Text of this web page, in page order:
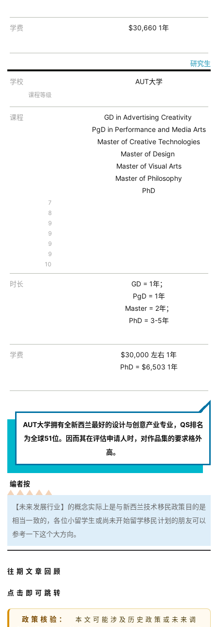
澳
美
百
学费 $30,660 1年
研究生
学校 AUT大学
课程等级
课程
GD in Advertising Creativity
PgD in Performance and Media Arts
Master of Creative Technologies
Master of Design
Master of Visual Arts
Master of Philosophy
PhD
7
8
9
9
9
9
10
时长
GD = 1年；
PgD = 1年
Master = 2年；
PhD = 3-5年
学费
$30,000 左右 1年
PhD = $6,503 1年
AUT大学拥有全新西兰最好的设计与创意产业专业，QS排名
为全球51位。因而其在评估申请人时，对作品集的要求格外
高。
编者按
【未来发展行业】的概念实际上是与新西兰技术移民政策目的是
相当一致的，各位小留学生或尚未开始留学移民计划的朋友可以
参考一下这个大方向。
往期文章回顾
点击即可跳转
政策核验：
本文可能涉及历史政策或未来调